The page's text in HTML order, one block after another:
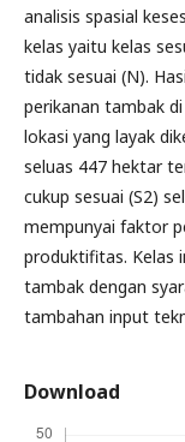
analisis spasial
kelas yaitu kelas
tidak sesuai (N).
perikanan tambak
lokasi yang layak
seluas 447 hektar
cukup sesuai (S2)
mempunyai faktor
produktifitas. Kelas
tambak dengan
tambahan input
Download